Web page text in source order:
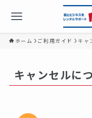
ホーム ご利用ガイド キャ
キャンセルに